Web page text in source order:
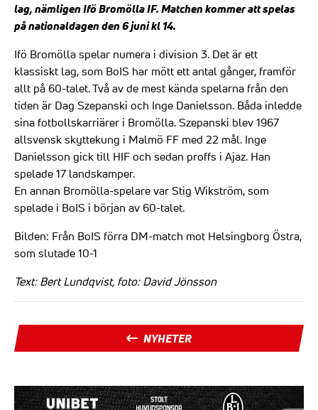
lag, nämligen Ifö Bromölla IF. Matchen kommer att spelas
på nationaldagen den 6 juni kl 14.
Ifö Bromölla spelar numera i division 3. Det är ett
klassiskt lag, som BoIS har mött ett antal gånger, framför
allt på 60-talet. Två av de mest kända spelarna från den
tiden är Dag Szepanski och Inge Danielsson. Båda inledde
sina fotbollskarriärer i Bromölla. Szepanski blev 1967
allsvensk skyttekung i Malmö FF med 22 mål. Inge
Danielsson gick till HIF och sedan proffs i Ajaz. Han
spelade 17 landskamper.
En annan Bromölla-spelare var Stig Wikström, som
spelade i BoIS i början av 60-talet.
Bilden: Från BoIS förra DM-match mot Helsingborg Östra,
som slutade 10-1
Text: Bert Lundqvist, foto: David Jönsson
NYHETER